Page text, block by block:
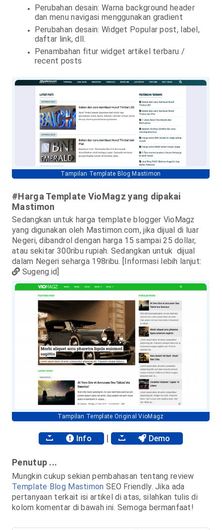
Perubahan desain: Warna background header
dan menu navigasi menggunakan gradient
Perubahan desain: Widget Popular post, label,
daftar link, dll.
Penambahan fitur widget artikel terbaru /
recent posts
Tampilan Template Blog Mastimon
#Harga Template VioMagz yang dipakai
Mastimon
Sedangkan untuk harga template blogger VioMagz
yang digunakan oleh Mastimon.com, jika dijual di luar
Negeri, dibandrol dengan harga 15 sampai 25 dollar,
atau sekitar 300ribu rupiah. Sedangkan untuk dijual
dalam Negeri seharga 198ribu. [Informasi lebih lanjut:
Sugeng.id]
Tampilan Template Original VioMagz
Info | Demo
Penutup ...
Mungkin cukup sekian pembahasan tentang review
Template Blog Mastimon SEO Friendly. Jika ada
pertanyaan terkait isi artikel di atas, silahkan tulis di
kolom komentar di bawah ini. Semoga bermanfaat!